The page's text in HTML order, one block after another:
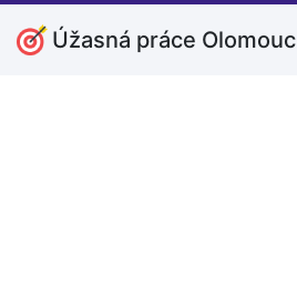
Úžasná práce Olomouc